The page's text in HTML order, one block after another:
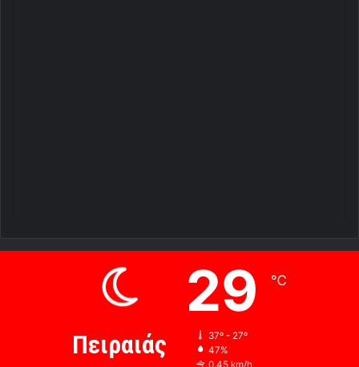
Πειραιάς
29 ℃
37º - 27º
47%